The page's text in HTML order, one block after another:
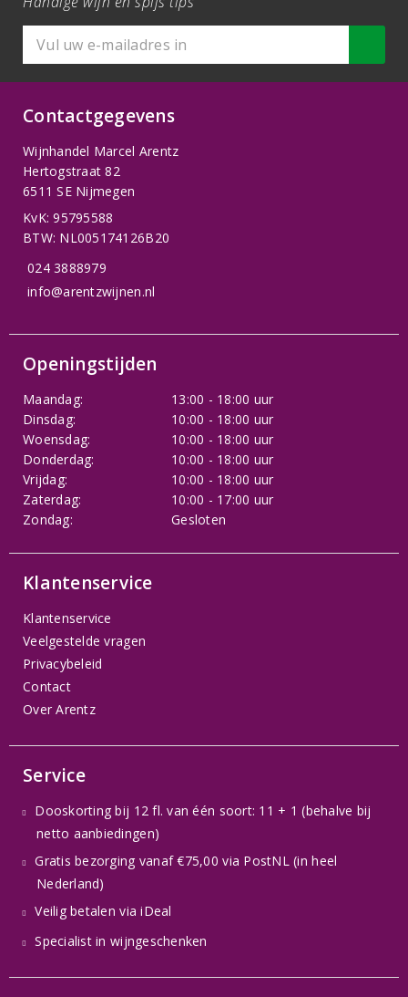
Contactgegevens
Wijnhandel Marcel Arentz
Hertogstraat 82
6511 SE Nijmegen
KvK: 95795588
BTW: NL005174126B20
024 3888979
info@arentzwijnen.nl
Openingstijden
Maandag:
13:00 - 18:00 uur
Dinsdag:
10:00 - 18:00 uur
Woensdag:
10:00 - 18:00 uur
Donderdag:
10:00 - 18:00 uur
Vrijdag:
10:00 - 18:00 uur
Zaterdag:
10:00 - 17:00 uur
Zondag:
Gesloten
Klantenservice
Klantenservice
Veelgestelde vragen
Privacybeleid
Contact
Over Arentz
Service
Dooskorting bij 12 fl. van één soort: 11 + 1 (behalve bij
netto aanbiedingen)
Gratis bezorging vanaf €75,00 via PostNL (in heel
Nederland)
Veilig betalen via iDeal
Specialist in wijngeschenken